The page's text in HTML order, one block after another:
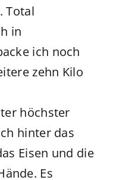
Total
in
ich noch
zehn Kilo
höchster
hinter das
Eisen und die
Es